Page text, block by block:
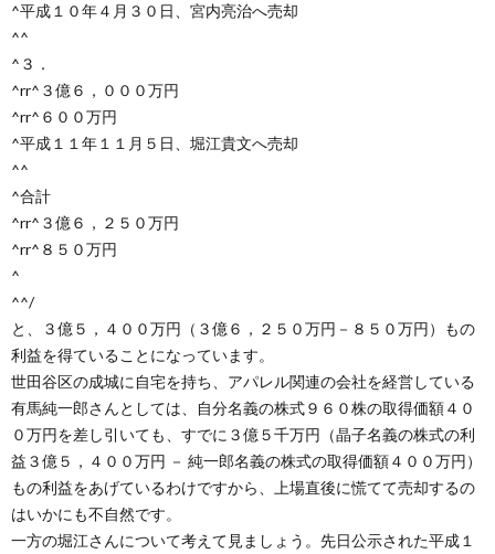
^平成１０年４月３０日、宮内亮治へ売却
^^
^３．
^rr^３億６，０００万円
^rr^６００万円
^平成１１年１１月５日、堀江貴文へ売却
^^
^合計
^rr^３億６，２５０万円
^rr^８５０万円
^
^^/
と、３億５，４００万円（３億６，２５０万円－８５０万円）もの
利益を得ていることになっています。
世田谷区の成城に自宅を持ち、アパレル関連の会社を経営している
有馬純一郎さんとしては、自分名義の株式９６０株の取得価額４０
０万円を差し引いても、すでに３億５千万円（晶子名義の株式の利
益３億５，４００万円 － 純一郎名義の株式の取得価額４００万円）
もの利益をあげているわけですから、上場直後に慌てて売却するの
はいかにも不自然です。
一方の堀江さんについて考えて見ましょう。先日公示された平成１